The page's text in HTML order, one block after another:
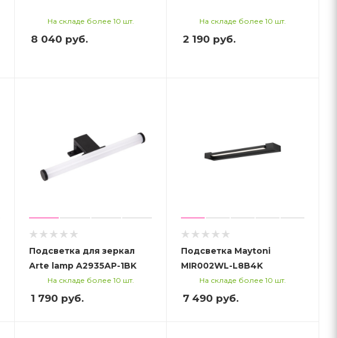
На складе более 10 шт.
8 040 руб.
На складе более 10 шт.
2 190 руб.
Подсветка для зеркал
Arte lamp A2935AP-1BK
На складе более 10 шт.
1 790 руб.
Подсветка Maytoni
MIR002WL-L8B4K
На складе более 10 шт.
7 490 руб.